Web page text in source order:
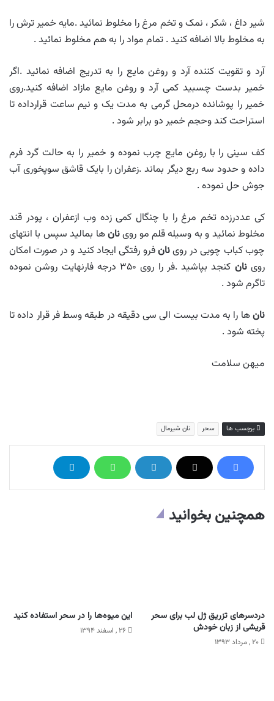
شیر داغ ، شکر ، نمک و تخم مرغ را مخلوط نمائید .مایه خمیر ترش را
به مخلوط بالا اضافه کنید . تمام مواد را به هم مخلوط نمائید .
آرد و تقویت کننده آرد و روغن مایع را به تدریج اضافه نمائید .اگر
خمیر بدست چسبید کمی آرد و روغن مایع مازاد اضافه کنید.روی
خمیر را پوشانده درمحل گرمی به مدت یک و نیم ساعت قرارداده تا
استراحت کند وحجم خمیر دو برابر شود .
کف سینی را با روغن مایع چرب نموده و خمیر را به حالت گرد فرم
داده و حدود سه ربع دیگر بماند .زعفران را بایک قاشق سوپخوری آب
جوش حل نموده .
کی عددرزده تخم مرغ را با چنگال کمی زده وب ازعفران ، پودر قند
مخلوط نمائید و به وسیله قلم مو روینانها بمالید سپس با انتهای
چوب کباب چوبی در روینانفرو رفتگی ایجاد کنید و در صورت امکان
روینان
کنجد بپاشید .فر را روی ۳۵۰ درجه فارنهایت روشن نموده
تاگرم شود .
نانها را به مدت بیست الی سی دقیقه در طبقه وسط فر قرار داده تا
پخته شود .
میهن سلامت
برچسب ها سحر نان شیرمال
همچنین بخوانید
دردسرهای تزریق ژل لب برای سحر
قریشی از زبان خودش
۲۰ , مرداد ۱۳۹۳
این میوه‌ها را در سحر استفاده کنید
۲۶ , اسفند ۱۳۹۴